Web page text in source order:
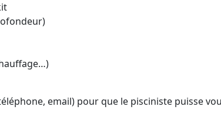
email) pour que le pisciniste puisse